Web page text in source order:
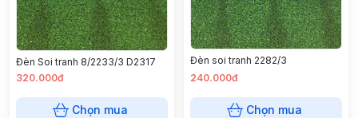
Đèn Soi tranh 8/2233/3 D2317
320.000đ
Chọn mua
Đèn soi tranh 2282/3
240.000đ
Chọn mua